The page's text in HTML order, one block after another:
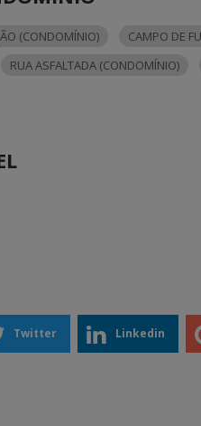
(CONDOMÍNIO) CAMPO DE
RUA ASFALTADA (CONDOMÍNIO)
Twitter Linkedin